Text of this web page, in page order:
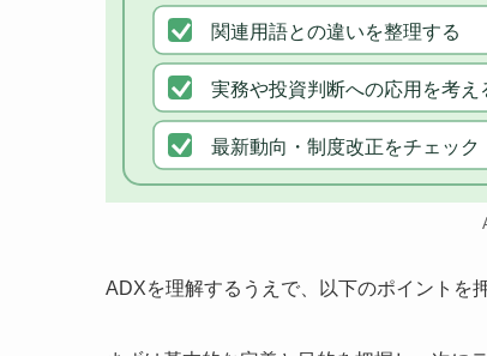
関連用語との違いを整理する
実務や投資判断への応用を考え
最新動向・制度改正をチェック
ADXを理解するうえで、以下のポイントを